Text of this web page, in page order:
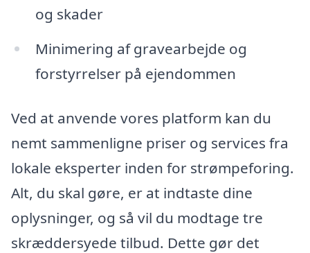
og skader
Minimering af gravearbejde og
forstyrrelser på ejendommen
Ved at anvende vores platform kan du
nemt sammenligne priser og services fra
lokale eksperter inden for strømpeforing.
Alt, du skal gøre, er at indtaste dine
oplysninger, og så vil du modtage tre
skræddersyede tilbud. Dette gør det